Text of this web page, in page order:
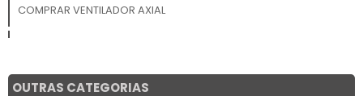
COMPRAR VENTILADOR AXIAL
EXAUSTORES AXIAIS E CENTRÍFUGOS
OUTRAS CATEGORIAS